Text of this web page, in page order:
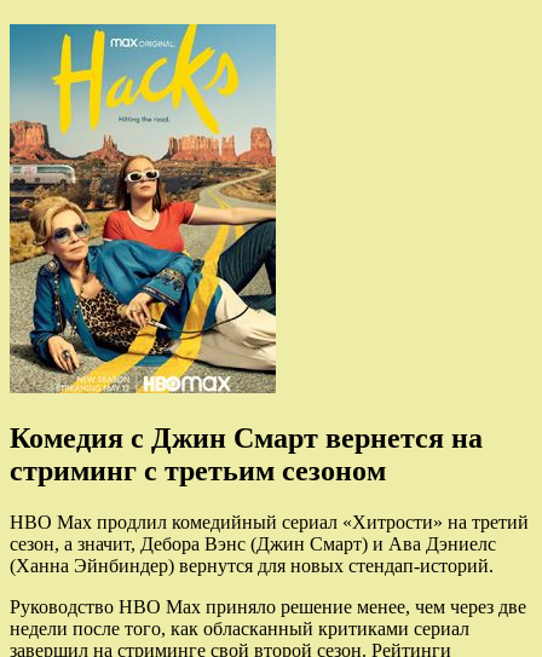
Комедия с Джин Смарт вернется на
стриминг с третьим сезоном
HBO Max продлил комедийный сериал «Хитрости» на третий
сезон, а значит, Дебора Вэнс (Джин Смарт) и Ава Дэниелс
(Ханна Эйнбиндер) вернутся для новых стендап-историй.
Руководство HBO Max приняло решение менее, чем через две
недели после того, как обласканный критиками сериал
завершил на стриминге свой второй сезон. Рейтинги